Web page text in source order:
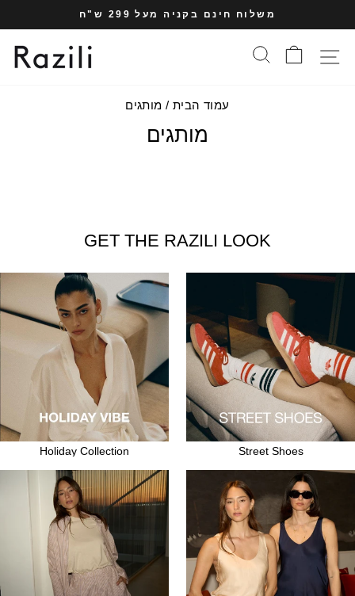
לתוכן
עצרי
משלוח חינם בקניה מעל 299 ש"ח
תפריט אתרסל הקניות
עמוד הבית / מותגים
מותגים
GET THE RAZILI LOOK
Street Shoes
Holiday Collection